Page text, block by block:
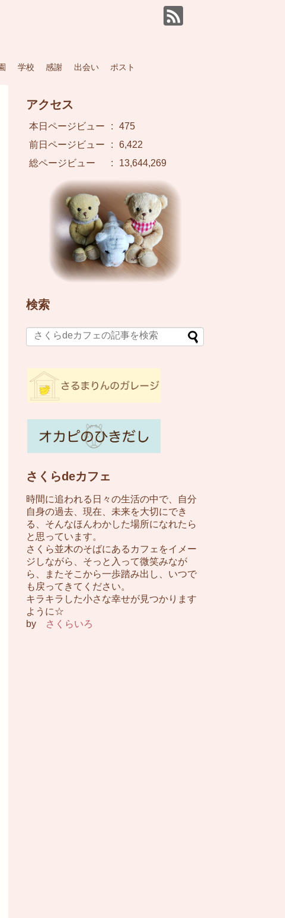
学校 感謝 出会い ポスト
アクセス
本日ページビュー :
475
前日ページビュー
:
6,422
総ページビュー
: 13,644,269
検索
さくらdeカフェ
時間に追われる日々の生活の中で、自分
自身の過去、現在、未来を大切にでき
る、そんなほんわかした場所になれたら
と思っています。
さくら並木のそばにあるカフェをイメー
ジしながら、そっと入って微笑みなが
ら、またそこから一歩踏み出し、いつで
も戻ってきてください。
キラキラした小さな幸せが見つかります
ように☆
by
さくらいろ